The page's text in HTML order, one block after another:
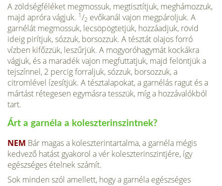
A zöldségféléket megmossuk, megtisztítjuk, meghámozzuk,
majd apróra vágjuk. 1/2 evő­kanál vajon megpároljuk. A
garnélát meg­mossuk, lecsöpögtetjük, hozzáadjuk, rövid
ideig pirítjuk, sózzuk, borsozzuk. A tésztát olajos forró
vízben kifőzzük, leszűrjük. A mogyoróhagymát kockákra
vágjuk, és a maradék vajon megfuttatjuk, majd felöntjük a
tejszínnel, 2 percig forraljuk, sózzuk, bor­sozzuk, a
citromlével ízesítjük. A tésztalapo­kat, a garnélás ragut és a
mártást rétegesen egymásra tesszük, míg a hozzávalókból
tart.
Árt a garnéla a koleszterinszintnek?
NEM Bár magas a koleszte­rintartalma, a garnéla mégis
kedvező hatást gyakorol a vér koleszterinszintjére, így
egészséges ételnek számít.
Sok minden szól amellett, hogy a garnéla egészséges